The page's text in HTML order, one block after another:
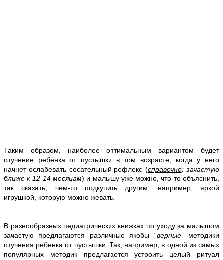
Таким образом, наиболее оптимальным вариантом будет
отучение ребенка от пустышки в том возрасте, когда у него
начнет ослабевать сосательный рефлекс (справочно: зачастую
ближе к 12-14 месяцам) и малышу уже можно, что-то объяснить,
так сказать, чем-то подкупить другим, например, яркой
игрушкой, которую можно жевать.
В разнообразных педиатрических книжках по уходу за малышом
зачастую предлагаются различные якобы “верные” методики
отучения ребенка от пустышки. Так, например, в одной из самых
популярных методик предлагается устроить целый ритуал